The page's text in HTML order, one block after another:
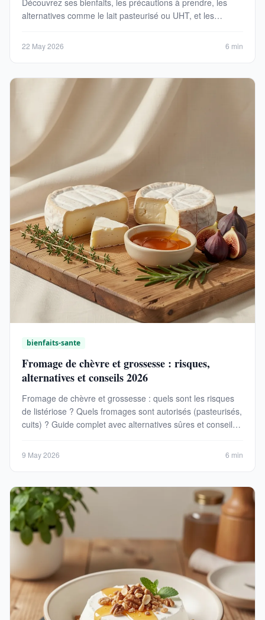
Découvrez ses bienfaits, les précautions à prendre, les
alternatives comme le lait pasteurisé ou UHT, et les
22 May 2026 6 min
bienfaits-sante
Fromage de chèvre et grossesse : risques,
alternatives et conseils 2026
Fromage de chèvre et grossesse : quels sont les risques
de listériose ? Quels fromages sont autorisés (pasteurisés,
cuits) ? Guide complet avec alternatives sûres et conseils
9 May 2026 6 min